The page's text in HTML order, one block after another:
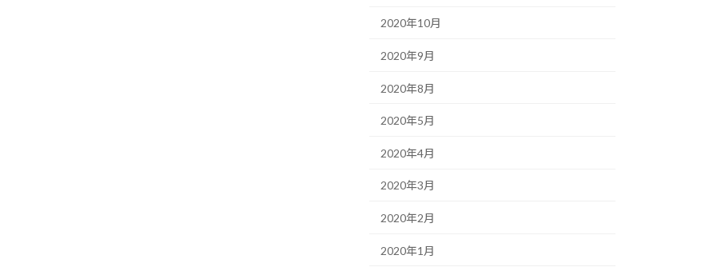
2020年10月
2020年9月
2020年8月
2020年5月
2020年4月
2020年3月
2020年2月
2020年1月